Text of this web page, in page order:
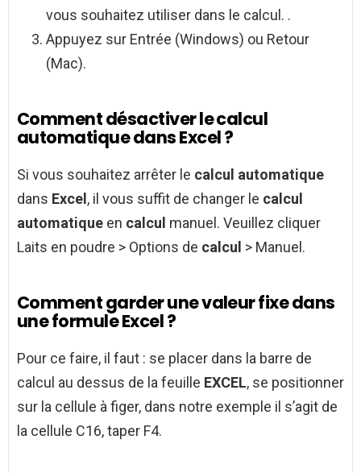
vous souhaitez utiliser dans le calcul. .
Appuyez sur Entrée (Windows) ou Retour
(Mac).
Comment désactiver le calcul
automatique dans Excel ?
Si vous souhaitez arrêter le calcul automatique
dans Excel, il vous suffit de changer le calcul
automatique en calcul manuel. Veuillez cliquer
Laits en poudre > Options de calcul > Manuel.
Comment garder une valeur fixe dans
une formule Excel ?
Pour ce faire, il faut : se placer dans la barre de
calcul au dessus de la feuille EXCEL, se positionner
sur la cellule à figer, dans notre exemple il s’agit de
la cellule C16, taper F4.